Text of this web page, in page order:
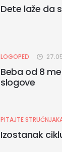
Dete laže da
LOGOPED
Beba od 8
slogove
PITAJTE
Izostanak